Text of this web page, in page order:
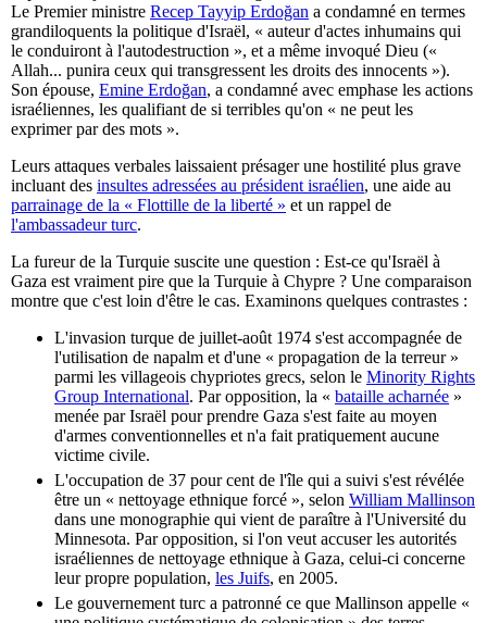
Le Premier ministre Recep Tayyip Erdoğan a condamné en termes
grandiloquents la politique d'Israël, « auteur d'actes inhumains qui
le conduiront à l'autodestruction », et a même invoqué Dieu («
Allah... punira ceux qui transgressent les droits des innocents »).
Son épouse, Emine Erdoğan, a condamné avec emphase les actions
israéliennes, les qualifiant de si terribles qu'on « ne peut les
exprimer par des mots ».
Leurs attaques verbales laissaient présager une hostilité plus grave
incluant des insultes adressées au président israélien, une aide au
parrainage de la « Flottille de la liberté » et un rappel de
l'ambassadeur turc.
La fureur de la Turquie suscite une question : Est-ce qu'Israël à
Gaza est vraiment pire que la Turquie à Chypre ? Une comparaison
montre que c'est loin d'être le cas. Examinons quelques contrastes :
L'invasion turque de juillet-août 1974 s'est accompagnée de
l'utilisation de napalm et d'une « propagation de la terreur »
parmi les villageois chypriotes grecs, selon le Minority Rights
Group International. Par opposition, la « bataille acharnée »
menée par Israël pour prendre Gaza s'est faite au moyen
d'armes conventionnelles et n'a fait pratiquement aucune
victime civile.
L'occupation de 37 pour cent de l'île qui a suivi s'est révélée
être un « nettoyage ethnique forcé », selon William Mallinson
dans une monographie qui vient de paraître à l'Université du
Minnesota. Par opposition, si l'on veut accuser les autorités
israéliennes de nettoyage ethnique à Gaza, celui-ci concerne
leur propre population, les Juifs, en 2005.
Le gouvernement turc a patronné ce que Mallinson appelle «